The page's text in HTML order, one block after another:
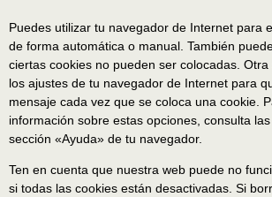
Puedes utilizar tu navegador de Internet para
de forma automática o manual. También
ciertas cookies no pueden ser colocadas.
los ajustes de tu navegador de Internet para
mensaje cada vez que se coloca una cookie.
información sobre estas opciones, consulta
sección «Ayuda» de tu navegador.
Ten en cuenta que nuestra web puede no
si todas las cookies están desactivadas. Si